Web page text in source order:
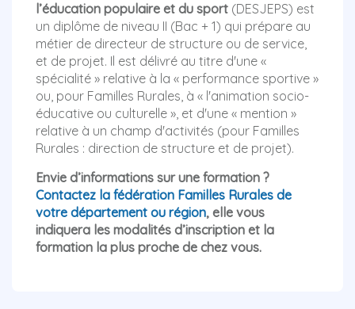
l’éducation populaire et du sport (DESJEPS) est
un diplôme de niveau II (Bac + 1) qui prépare au
métier de directeur de structure ou de service,
et de projet. Il est délivré au titre d'une «
spécialité » relative à la « performance sportive »
ou, pour Familles Rurales, à « l'animation socio-
éducative ou culturelle », et d'une « mention »
relative à un champ d'activités (pour Familles
Rurales : direction de structure et de projet).
Envie d’informations sur une formation ?
Contactez la fédération Familles Rurales de
votre département ou région, elle vous
indiquera les modalités d’inscription et la
formation la plus proche de chez vous.